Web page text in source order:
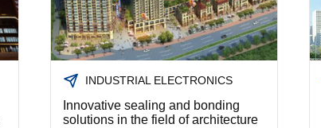
INDUSTRIAL ELECTRONICS
Innovative sealing and bonding
solutions in the field of architecture